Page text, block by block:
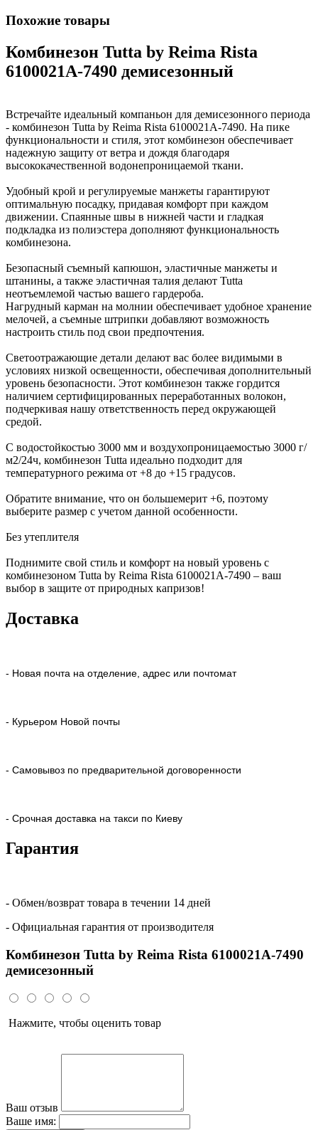
Похожие товары
Комбинезон Tutta by Reima Rista
6100021A-7490 демисезонный
Встречайте идеальный компаньон для демисезонного периода
- комбинезон Tutta by Reima Rista 6100021A-7490. На пике
функциональности и стиля, этот комбинезон обеспечивает
надежную защиту от ветра и дождя благодаря
высококачественной водонепроницаемой ткани.
Удобный крой и регулируемые манжеты гарантируют
оптимальную посадку, придавая комфорт при каждом
движении. Спаянные швы в нижней части и гладкая
подкладка из полиэстера дополняют функциональность
комбинезона.
Безопасный съемный капюшон, эластичные манжеты и
штанины, а также эластичная талия делают Tutta
неотъемлемой частью вашего гардероба.
Нагрудный карман на молнии обеспечивает удобное хранение
мелочей, а съемные штрипки добавляют возможность
настроить стиль под свои предпочтения.
Светоотражающие детали делают вас более видимыми в
условиях низкой освещенности, обеспечивая дополнительный
уровень безопасности. Этот комбинезон также гордится
наличием сертифицированных переработанных волокон,
подчеркивая нашу ответственность перед окружающей
средой.
С водостойкостью 3000 мм и воздухопроницаемостью 3000 г/
м2/24ч, комбинезон Tutta идеально подходит для
температурного режима от +8 до +15 градусов.
Обратите внимание, что он большемерит +6, поэтому
выберите размер с учетом данной особенности.
Без утеплителя
Поднимите свой стиль и комфорт на новый уровень с
комбинезоном Tutta by Reima Rista 6100021A-7490 – ваш
выбор в защите от природных капризов!
Доставка
- Новая почта на отделение, адрес или почтомат
- Курьером Новой почты
- Самовывоз по предварительной договоренности
- Срочная доставка на такси по Киеву
Гарантия
- Обмен/возврат товара в течении 14 дней
- Официальная гарантия от производителя
Комбинезон Tutta by Reima Rista 6100021A-7490
демисезонный
Нажмите, чтобы оценить товар
Ваш отзыв
Ваше имя: